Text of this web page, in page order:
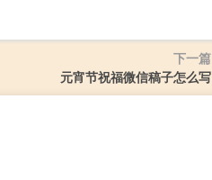
下一篇
元宵节祝福微信稿子怎么写